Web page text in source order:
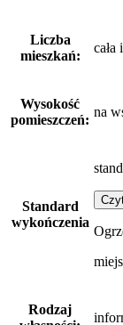
Liczba
mieszkań:
Wysokość
pomieszczeń:
na
Standard
wykończenia
Rodzaj